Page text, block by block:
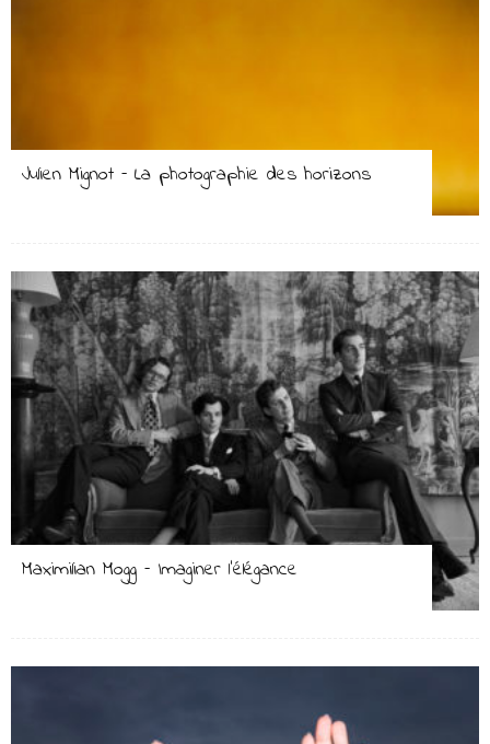
Julien Mignot – La photographie des horizons
Maximilian Mogg – Imaginer l’élégance